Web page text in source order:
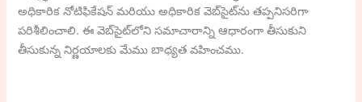
అధికారిక నోటిఫికేషన్ మరియు అధికారిక వెబ్‌సైట్‌ను తప్పనిసరిగా
పరిశీలించాలి. ఈ వెబ్‌సైట్‌లోని సమాచారాన్ని ఆధారంగా తీసుకుని
తీసుకున్న నిర్ణయాలకు మేము బాధ్యత వహించము.